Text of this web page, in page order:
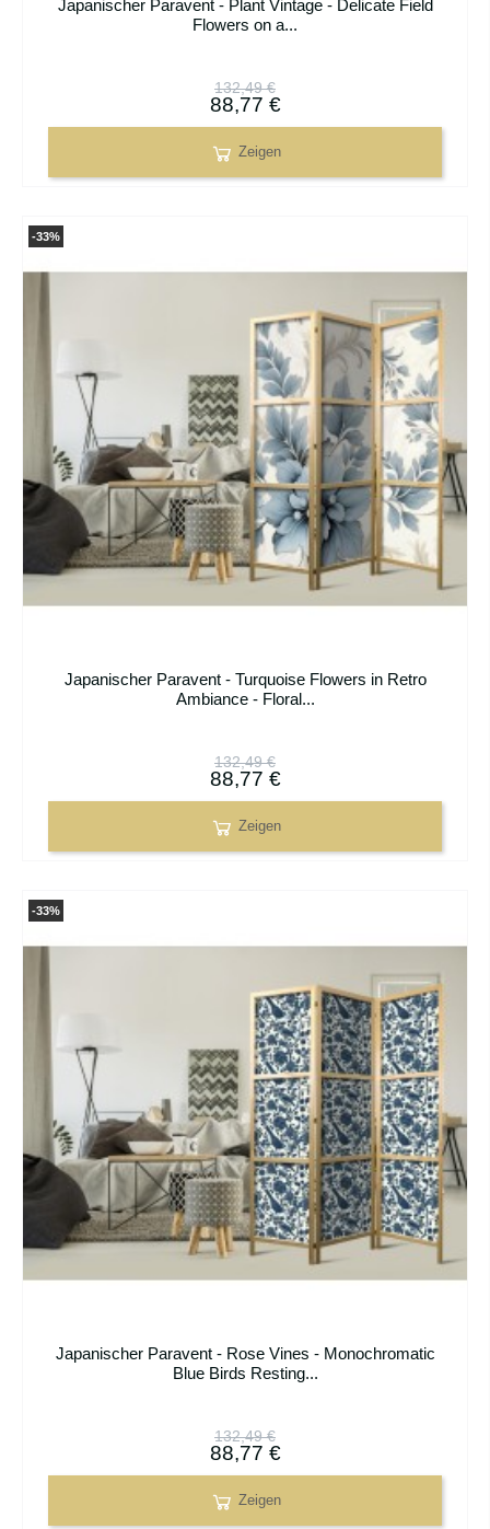
Japanischer Paravent - Plant Vintage - Delicate Field
Flowers on a...
132,49 €
88,77 €
Zeigen
Japanischer Paravent - Turquoise Flowers in Retro
Ambiance - Floral...
132,49 €
88,77 €
Zeigen
-33%
Japanischer Paravent - Rose Vines - Monochromatic
Blue Birds Resting...
132,49 €
88,77 €
Zeigen
-33%